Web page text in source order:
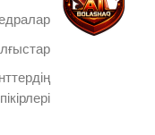
пікірлеріTelegram